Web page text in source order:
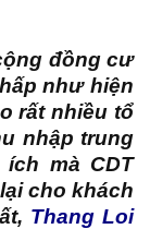
đồng cư
như hiện
rất nhiều tổ
nhập trung
mà CDT
cho khách
Thang Loi